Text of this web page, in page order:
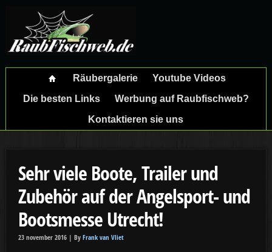
Räubergalerie
Youtube Videos
Die besten Links
Werbung auf Raubfischweb?
Kontaktieren sie uns
Sehr viele Boote, Trailer und
Zubehör auf der Angelsport- und
Bootsmesse Utrecht!
23 november 2016 | By Frank van Vliet